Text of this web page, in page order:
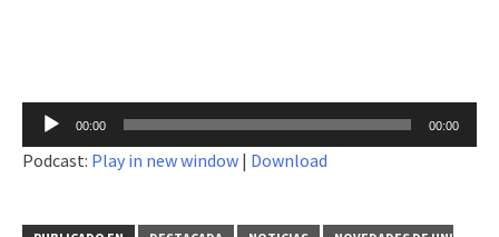
Reproductor
audio
00:00 00:00
Podcast: Play in new window | Download